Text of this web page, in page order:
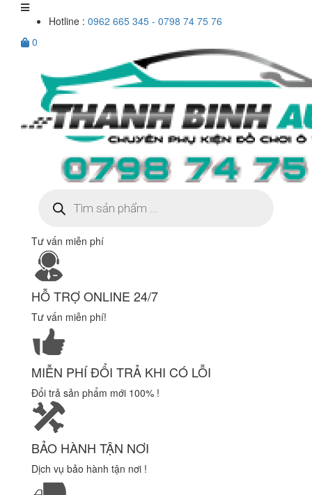
Hotline : 0962 665 345 - 0798 74 75 76
0
kiếm
sản
Tư vấn miễn phí
HỖ TRỢ ONLINE 24/7
Tư vấn miễn phí!
MIỄN PHÍ ĐỔI TRẢ KHI CÓ LỖI
Đổi trả sản phẩm mới 100% !
BẢO HÀNH TẬN NƠI
Dịch vụ bảo hành tận nơi !